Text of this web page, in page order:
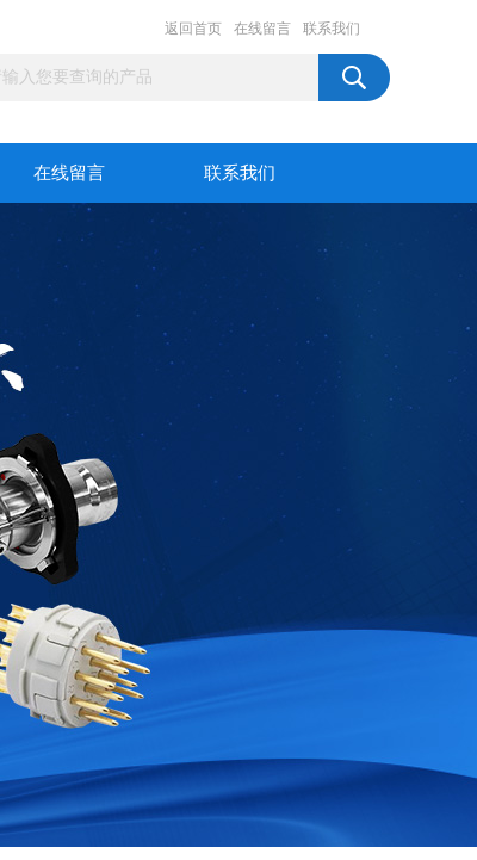
返回首页 在线留言 联系我们
在线留言 联系我们